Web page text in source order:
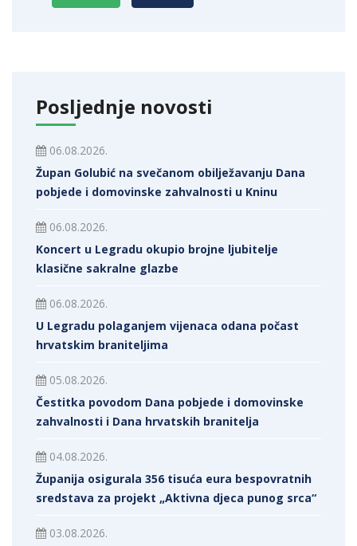
Posljednje novosti
06.08.2026.
Župan Golubić na svečanom obilježavanju Dana
pobjede i domovinske zahvalnosti u Kninu
06.08.2026.
Koncert u Legradu okupio brojne ljubitelje
klasične sakralne glazbe
06.08.2026.
U Legradu polaganjem vijenaca odana počast
hrvatskim braniteljima
05.08.2026.
Čestitka povodom Dana pobjede i domovinske
zahvalnosti i Dana hrvatskih branitelja
04.08.2026.
Županija osigurala 356 tisuća eura bespovratnih
sredstava za projekt „Aktivna djeca punog srca“
03.08.2026.